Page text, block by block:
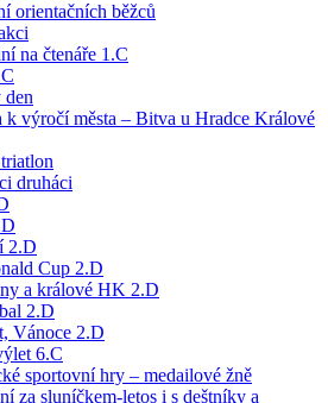
orientačních běžců
na čtenáře 1.C
den
k výročí města – Bitva u Hradce Králové
druháci
2.D
Cup 2.D
a králové HK 2.D
2.D
Vánoce 2.D
6.C
sportovní hry – medailové žně
za sluníčkem-letos i s deštníky a